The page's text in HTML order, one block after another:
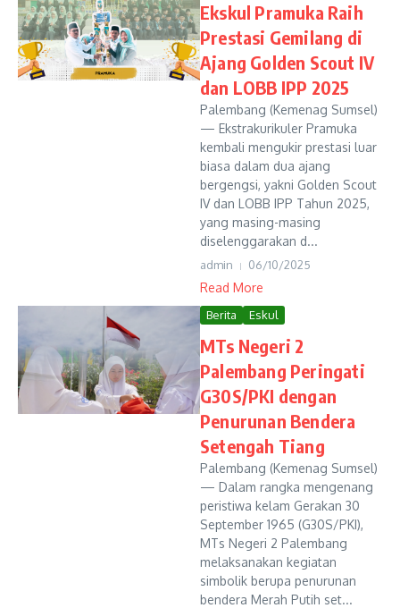
Ekskul Pramuka Raih
Prestasi Gemilang di
Ajang Golden Scout IV
dan LOBB IPP 2025
Palembang (Kemenag Sumsel)
— Ekstrakurikuler Pramuka
kembali mengukir prestasi luar
biasa dalam dua ajang
bergengsi, yakni Golden Scout
IV dan LOBB IPP Tahun 2025,
yang masing-masing
diselenggarakan d...
admin 06/10/2025
Read More
Berita Eskul
MTs Negeri 2
Palembang Peringati
G30S/PKI dengan
Penurunan Bendera
Setengah Tiang
Palembang (Kemenag Sumsel)
— Dalam rangka mengenang
peristiwa kelam Gerakan 30
September 1965 (G30S/PKI),
MTs Negeri 2 Palembang
melaksanakan kegiatan
simbolik berupa penurunan
bendera Merah Putih set...